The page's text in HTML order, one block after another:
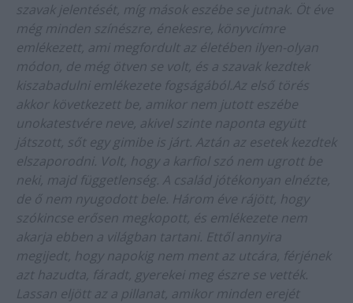
szavak jelentését, míg mások eszébe se jutnak. Öt éve
még minden színészre, énekesre, könyvcímre
emlékezett, ami megfordult az életében ilyen-olyan
módon, de még ötven se volt, és a szavak kezdtek
kiszabadulni emlékezete fogságából.Az első törés
akkor következett be, amikor nem jutott eszébe
unokatestvére neve, akivel szinte naponta együtt
játszott, sőt egy gimibe is járt. Aztán az esetek kezdtek
elszaporodni. Volt, hogy a karfiol szó nem ugrott be
neki, majd függetlenség. A család jótékonyan elnézte,
de ő nem nyugodott bele. Három éve rájött, hogy
szókincse erősen megkopott, és emlékezete nem
akarja ebben a világban tartani. Ettől annyira
megijedt, hogy napokig nem ment az utcára, férjének
azt hazudta, fáradt, gyerekei meg észre se vették.
Lassan eljött az a pillanat, amikor minden erejét